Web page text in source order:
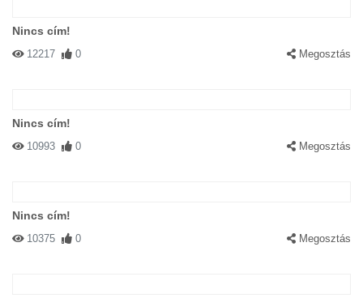
Nincs cím!
12217 0 Megosztás
Nincs cím!
10993 0 Megosztás
Nincs cím!
10375 0 Megosztás